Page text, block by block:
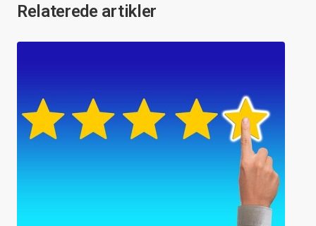
Relaterede artikler